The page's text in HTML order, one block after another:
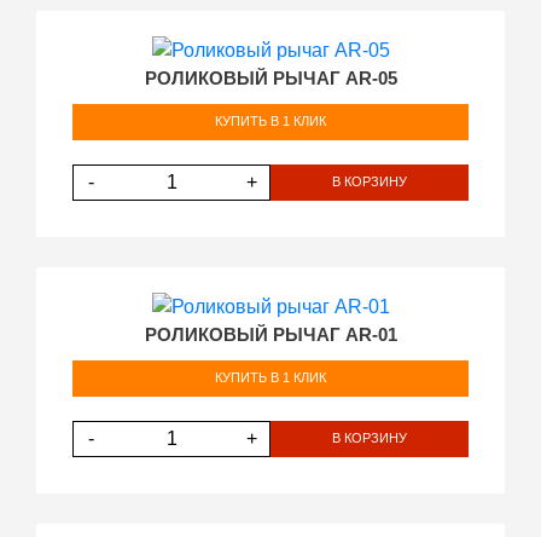
РОЛИКОВЫЙ РЫЧАГ AR-05
КУПИТЬ В 1 КЛИК
- + В КОРЗИНУ
РОЛИКОВЫЙ РЫЧАГ AR-01
КУПИТЬ В 1 КЛИК
- + В КОРЗИНУ